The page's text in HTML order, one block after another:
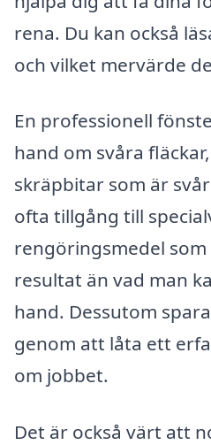
rena. Du kan också
och vilket mervärde
En professionell
hand om svåra
skräpbitar som är
ofta tillgång till
rengöringsmedel
resultat än vad man
hand. Dessutom
genom att låta ett
om jobbet.
Det är också värt att